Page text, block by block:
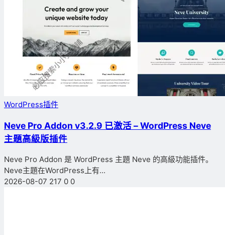
WordPress插件
Neve Pro Addon v3.2.9 已激活 – WordPress Neve
主題高級版插件
Neve Pro Addon 是 WordPress 主題 Neve 的高級功能插件。
Neve主題在WordPress上有...
2026-08-07 217 0 0